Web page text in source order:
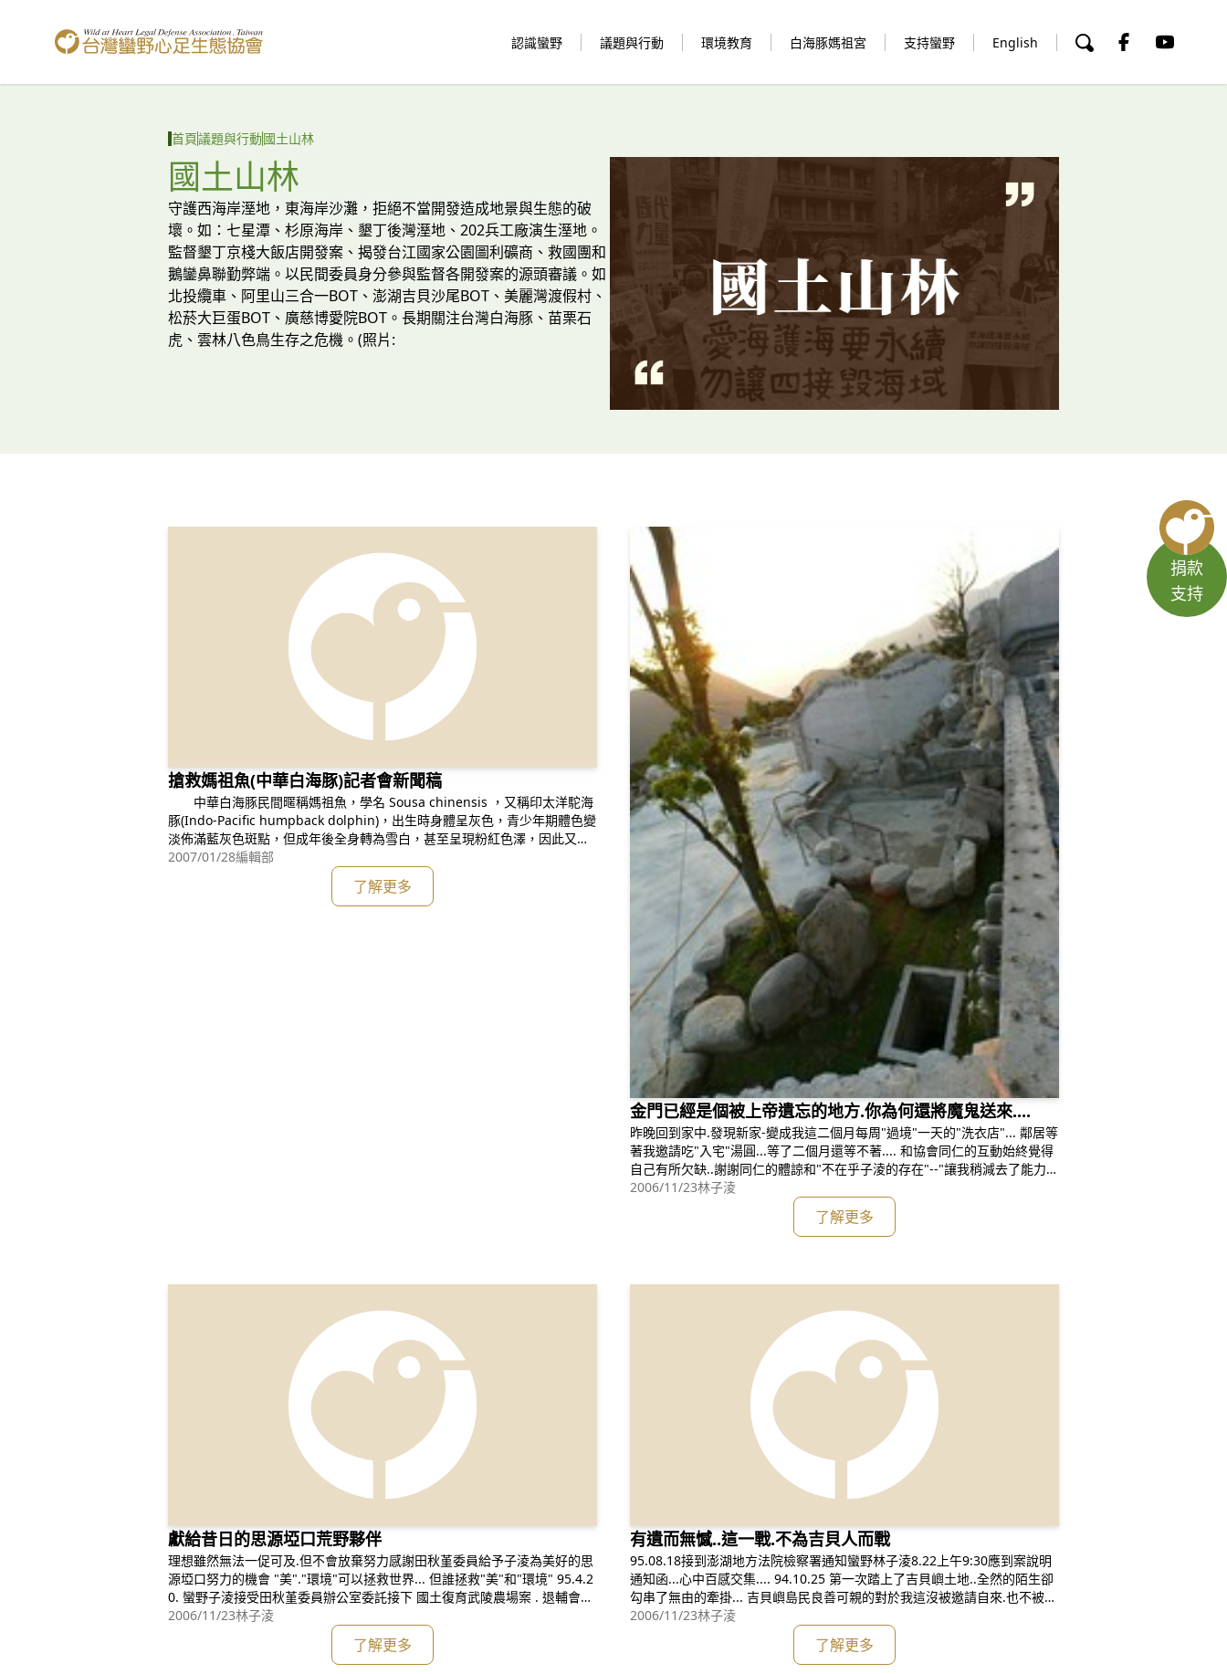
台灣蠻野心足生態協會
認識蠻野 議題與行動 環境教育 白海豚媽祖宮 支持蠻野 English
捐款
支持
首頁議題與行動國土山林
國土山林
守護西海岸溼地，東海岸沙灘，拒絕不當開發造成地景與生態的破
壞。如：七星潭、杉原海岸、墾丁後灣溼地、202兵工廠演生溼地。
監督墾丁京棧大飯店開發案、揭發台江國家公園圖利礦商、救國團和
鵝鑾鼻聯勤弊端。以民間委員身分參與監督各開發案的源頭審議。如
北投纜車、阿里山三合一BOT、澎湖吉貝沙尾BOT、美麗灣渡假村、
松菸大巨蛋BOT、廣慈博愛院BOT。長期關注台灣白海豚、苗栗石
虎、雲林八色鳥生存之危機。(照片:
搶救媽祖魚(中華白海豚)記者會新聞稿
中華白海豚民間暱稱媽祖魚，學名 Sousa chinensis ，又稱印太洋駝海
豚(Indo-Pacific humpback dolphin)，出生時身體呈灰色，青少年期體色變
淡佈滿藍灰色斑點，但成年後全身轉為雪白，甚至呈現粉紅色澤，因此又稱
為粉紅海豚。可能因為漁民容易在春天三、四月海浪平靜時發現牠們的蹤
影，此時恰逢媽祖誕辰，所以暱稱這種有著吉祥白與粉紅顏色的海豚為「媽
2007/01/28編輯部
了解更多
金門已經是個被上帝遺忘的地方.你為何還將魔鬼送來....
昨晚回到家中.發現新家-變成我這二個月每周"過境"一天的"洗衣店"... 鄰居等
著我邀請吃"入宅"湯圓...等了二個月還等不著.... 和協會同仁的互動始終覺得
自己有所欠缺..謝謝同仁的體諒和"不在乎子淩的存在"--"讓我稍減去了能力不
足的壓力 最近吉貝沙尾案.非常感恩遇到一位如此認真與不畏
2006/11/23林子淩
了解更多
獻給昔日的思源埡口荒野夥伴
理想雖然無法一促可及.但不會放棄努力感謝田秋堇委員給予子淩為美好的思
源埡口努力的機會 "美"."環境"可以拯救世界... 但誰拯救"美"和"環境" 95.4.2
0. 蠻野子淩接受田秋堇委員辦公室委託接下 國土復育武陵農場案 . 退輔會因
2006/11/23林子淩
了解更多
有遺而無憾..這一戰.不為吉貝人而戰
95.08.18接到澎湖地方法院檢察署通知蠻野林子淩8.22上午9:30應到案說明
通知函...心中百感交集.... 94.10.25 第一次踏上了吉貝嶼土地..全然的陌生卻
勾串了無由的牽掛... 吉貝嶼島民良善可親的對於我這沒被邀請自來.也不被抱
於期待的不速之客.. 平靜的敘述吉貝沙尾的事件... 那一趟突發而行的吉貝嶼
之行.二天一夜閱讀到的盡是吉貝嶼的無奈..... 沙尾的那一
2006/11/23林子淩
了解更多